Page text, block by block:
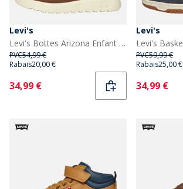
Levi's
Levi's Bottes Arizona Enfant Marron Foncé 0018
PVC54,99 €
Rabais20,00 €
Current
34,99 €
Levi's
PVC59,99 €
Rabais25,00 €
Current
34,99 €